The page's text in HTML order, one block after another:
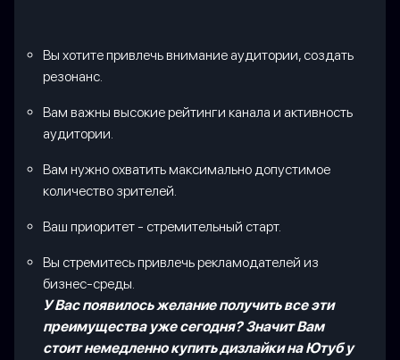
Вы хотите привлечь внимание аудитории, создать
резонанс.
Вам важны высокие рейтинги канала и активность
аудитории.
Вам нужно охватить максимально допустимое
количество зрителей.
Ваш приоритет - стремительный старт.
Вы стремитесь привлечь рекламодателей из
бизнес-среды.
У Вас появилось желание получить все эти
преимущества уже сегодня? Значит Вам
стоит немедленно купить дизлайки на Ютуб у